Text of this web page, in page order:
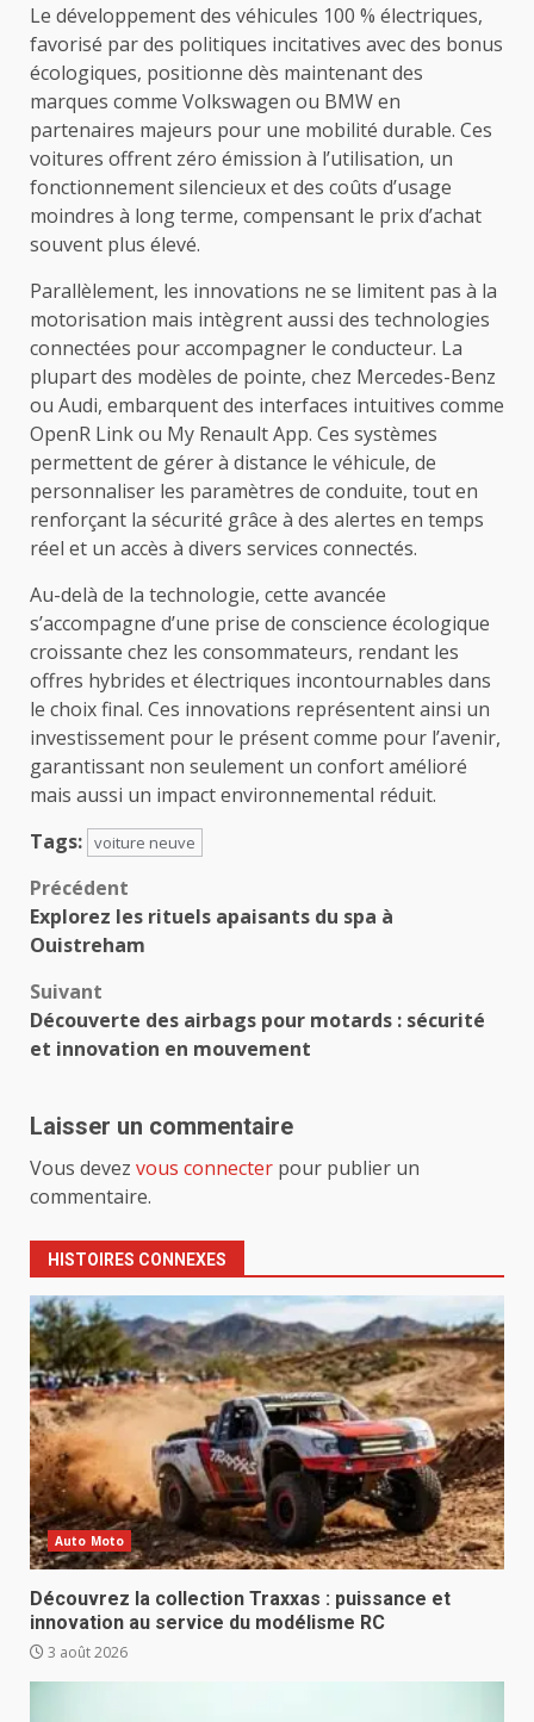
Le développement des véhicules 100 % électriques,
favorisé par des politiques incitatives avec des bonus
écologiques, positionne dès maintenant des
marques comme Volkswagen ou BMW en
partenaires majeurs pour une mobilité durable. Ces
voitures offrent zéro émission à l’utilisation, un
fonctionnement silencieux et des coûts d’usage
moindres à long terme, compensant le prix d’achat
souvent plus élevé.
Parallèlement, les innovations ne se limitent pas à la
motorisation mais intègrent aussi des technologies
connectées pour accompagner le conducteur. La
plupart des modèles de pointe, chez Mercedes-Benz
ou Audi, embarquent des interfaces intuitives comme
OpenR Link ou My Renault App. Ces systèmes
permettent de gérer à distance le véhicule, de
personnaliser les paramètres de conduite, tout en
renforçant la sécurité grâce à des alertes en temps
réel et un accès à divers services connectés.
Au-delà de la technologie, cette avancée
s’accompagne d’une prise de conscience écologique
croissante chez les consommateurs, rendant les
offres hybrides et électriques incontournables dans
le choix final. Ces innovations représentent ainsi un
investissement pour le présent comme pour l’avenir,
garantissant non seulement un confort amélioré
mais aussi un impact environnemental réduit.
Tags: voiture neuve
Navigation
d’article
Précédent
Explorez les rituels apaisants du spa à
Ouistreham
Suivant
Découverte des airbags pour motards : sécurité
et innovation en mouvement
Laisser un commentaire
Vous devez vous connecter pour publier un
commentaire.
HISTOIRES CONNEXES
Auto Moto
Découvrez la collection Traxxas : puissance et
innovation au service du modélisme RC
3 août 2026